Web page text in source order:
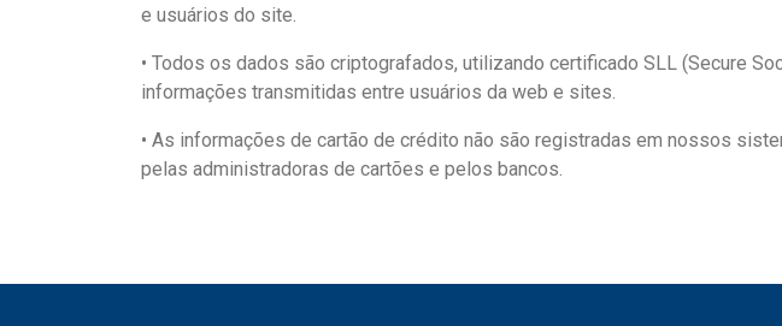
e usuários do site.
• Todos os dados são criptografados, utilizando certificado SLL (Secure
informações transmitidas entre usuários da web e sites.
• As informações de cartão de crédito não são registradas em nossos
pelas administradoras de cartões e pelos bancos.